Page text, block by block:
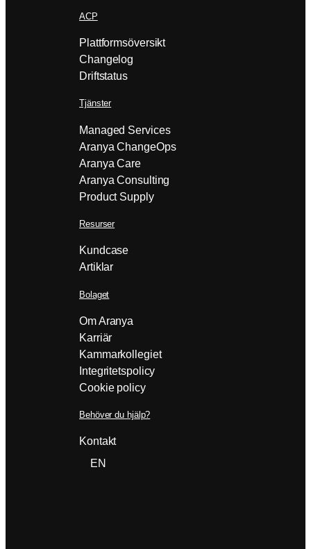
ACP
Plattformsöversikt
Changelog
Driftstatus
Tjänster
Managed Services
Aranya ChangeOps
Aranya Care
Aranya Consulting
Product Supply
Resurser
Kundcase
Artiklar
Bolaget
Om Aranya
Karriär
Kammarkollegiet
Integritetspolicy
Cookie policy
Behöver du hjälp?
Kontakt
EN